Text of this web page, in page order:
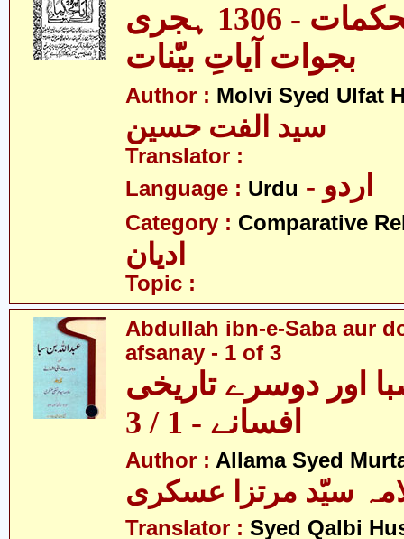
آیاتِ محکمات - 1306 ہجری
بجوات آیاتِ بیّنات
Author : Molvi Syed Ulfat
سید الفت حسین
Translator :
Language : Urdu - اردو
Category : Comparative
ادیان
Topic :
Abdullah ibn-e-Saba aur
afsanay - 1 of 3
اور دوسرے تاریخی
افسانے - 1 / 3
Author : Allama Syed
سیّد مرتزا عسکری
Translator : Syed Qalbi